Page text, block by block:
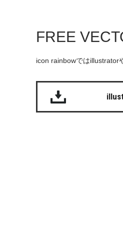
FREE
icon rainbowではillustrator